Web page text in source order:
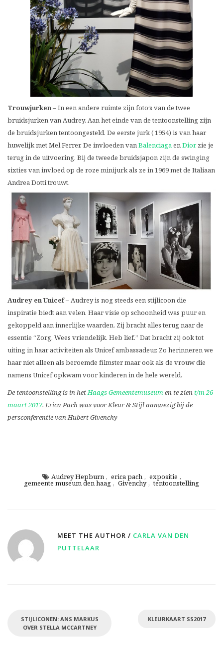
Trouwjurken –In een andere ruimte zijn foto’s van de twee
bruidsjurken van Audrey. Aan het einde van de tentoonstelling zijn
de bruidsjurken tentoongesteld. De eerste jurk ( 1954) is van haar
huwelijk met Mel Ferrer. De invloeden van Balenciaga en Diorzie je
terug in de uitvoering. Bij de tweede bruidsjapon zijn de swinging
sixties van invloed op de roze minijurk als ze in 1969 met de Italiaan
Andrea Dotti trouwt.
Audrey en Unicef –Audrey is nog steeds een stijlicoon die
inspiratie biedt aan velen. Haar visie op schoonheid was puur en
gekoppeld aan innerlijke waarden. Zij bracht alles terug naar de
essentie “Zorg. Wees vriendelijk. Heb lief.” Dat bracht zij ook tot
uiting in haar activiteiten als Unicef ambassadeur. Zo herinneren we
haar niet alleen als beroemde filmster maar ook als de vrouw die
namens Unicef opkwam voor kinderen in de hele wereld.
De tentoonstelling is in hetHaags Gemeentemuseumen te zien t/m 26
maart 2017. Erica Pach was voor Kleur & Stijl aanwezig bij de
persconferentie van Hubert Givenchy
Audrey Hepburn , erica pach , expositie ,
gemeente museum den haag , Givenchy , tentoonstelling
MEET THE AUTHOR / CARLA VAN DEN
PUTTELAAR
STIJLICONEN: ANS MARKUS
OVER STELLA MCCARTNEY
KLEURKAART SS2017